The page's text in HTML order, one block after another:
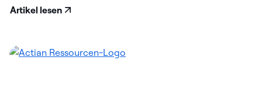
Artikel lesen